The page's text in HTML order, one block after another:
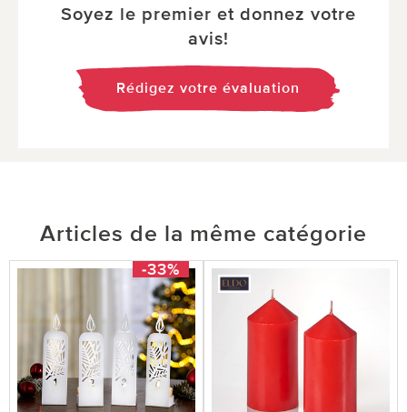
Soyez le premier et donnez votre
avis!
Rédigez votre évaluation
Articles de la même catégorie
-33%